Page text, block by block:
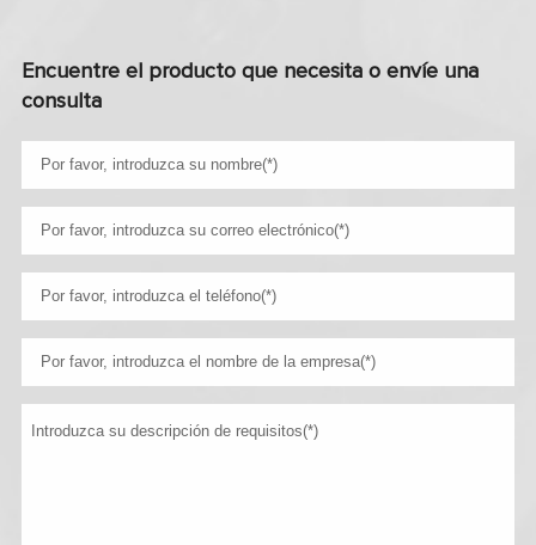
Encuentre el producto que necesita o envíe una
consulta